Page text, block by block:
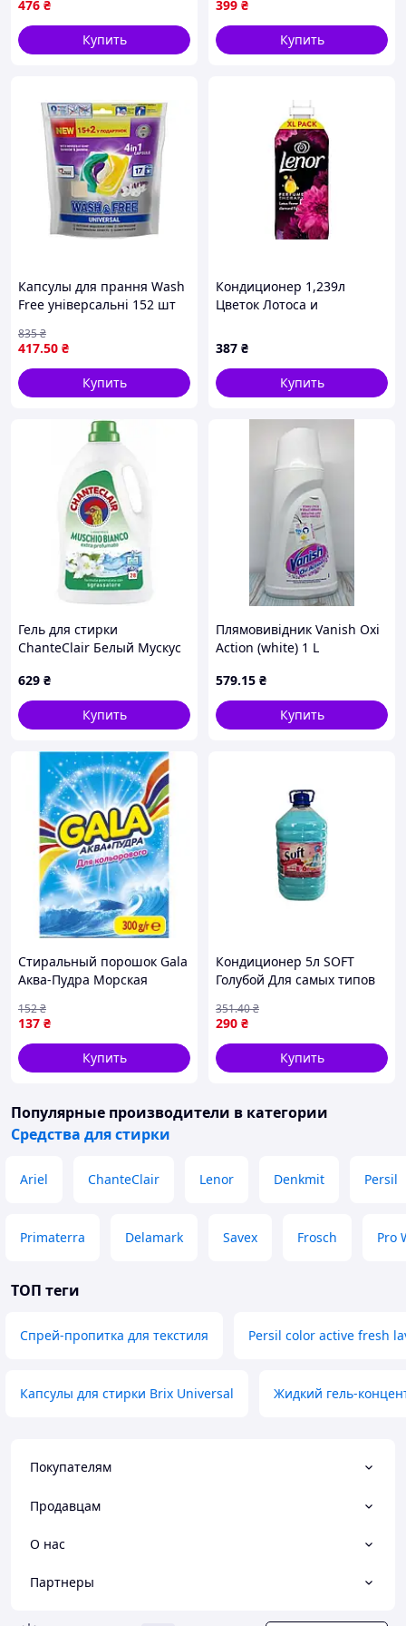
476 ₴
Купить
399 ₴
Купить
Капсулы для прання Wash
Free універсальні 152 шт
тканин з ароматом
жасмину та лаванди
417.50 ₴
835₴
Купить
Кондиционер 1,239л
Цветок Лотоса и
LENOR
387 ₴
Купить
Гель для стирки
ChanteClair Белый Мускус
629 ₴
Купить
Плямовивідник Vanish Oxi
Action (white) 1 L
579.15 ₴
Купить
Стиральный порошок Gala
Аква-Пудра Морская
белья 300 г
(8006540512159)
137 ₴
152₴
Купить
Кондиционер 5л SOFT
Голубой Для самых типов
290 ₴
351.40₴
Купить
Популярные производители в категории
Средства для стирки
Ariel ChanteClair Lenor Denkmit Persil
Primaterra Delamark Savex Frosch Pro
ТОП теги
Спрей-пропитка для текстиля Persil color active fresh
Капсулы для стирки Brix Universal Жидкий гель-
Покупателям
Продавцам
О нас
Партнеры